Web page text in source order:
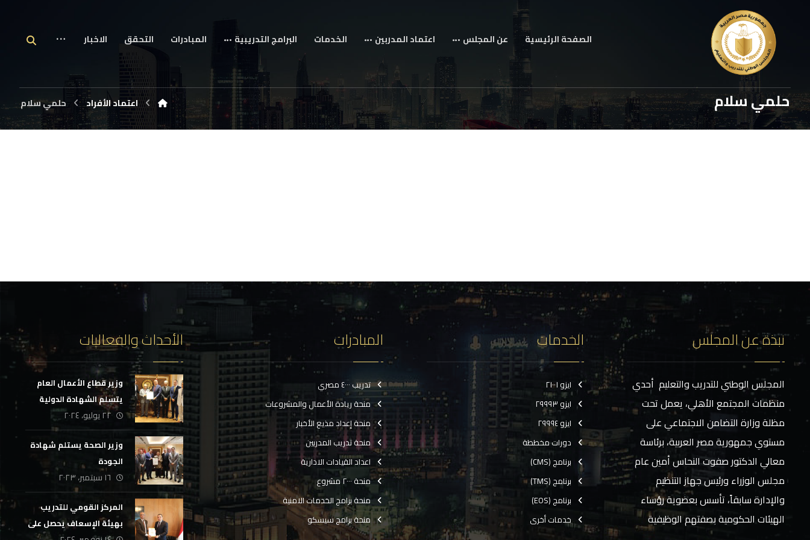
الصفحة الرئيسية عن المجلس اعتماد المدربين الخدمات البرامج التدريبية المبادرات التحقق الاخبار
حلمي سلام اعتماد الأفراد حلمي سلام
نبذة عن المجلس
المجلس الوطني للتدريب والتعليم أحدي
منظمات المجتمع الأهلي، يعمل تحت
مظلة وزارة التضامن الاجتماعي على
مستوي جمهورية مصر العربية، برئاسة
معالي الدكتور صفوت النحاس أمين عام
مجلس الوزراء ورئيس جهاز التنظيم
والإدارة سابقاً، تأسس بعضوية رؤساء
الهيئات الحكومية بصفتهم الوظيفية
الخدمات
ايزو ٢١٠٠١
ايزو ٢٩٩٩٣
ايزو ٢٩٩٩٤
دورات مخططة
برنامج (CMS)
برنامج (TMS)
برنامج (EOS)
خدمات أخرى
المبادرات
تدريب ٤٠٠٠ مصري
منحة ريادة الأعمال والمشروعات
منحة إعداد مذيع الأخبار
منحة تدريب المدربين
اعداد القيادات الادارية
منحة ٢٠٠٠ مشروع
منحة برامج الخدمات الامنية
منحة برامج سيسكو
الأحداث والفعاليات
وزير قطاع الأعمال العام
يتسلم الشهادة الدولية
لمركز معلومات قطاع
الأعمال
٢٢ يوليو، ٢٠٢٤
وزير الصحة يستلم شهادة
الجودة
١٦ سبتمبر، ٢٠٢٣
المركز القومي للتدريب
بهيئة الإسعاف يحصل على